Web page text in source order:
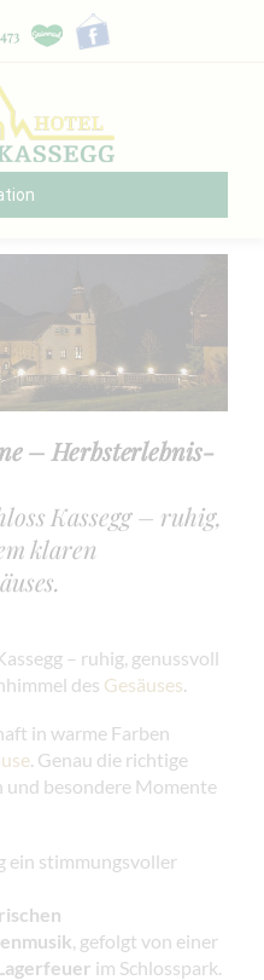
– Herbsterlebnis-
Kassegg – ruhig,
klaren
– ruhig, genussvoll
des Gesäuses.
in warme Farben
. Genau die richtige
und besondere Momente
ein stimmungsvoller
, gefolgt von einer
im Schlosspark.